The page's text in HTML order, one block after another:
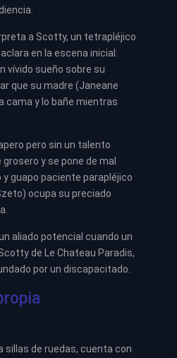
a Scotty, un tetrapléjico
en la escena inicial:
vívido sueño sobre su
que su madre (Janeane
cama y lo bañe mientras
pero sin un talento
y se pone de mal
y guapo paciente parapléjico
ocupa su preciado
aliado potencial cuando un
de Le Chateau Paradis,
por un discapacitado.
sillas de ruedas, cuenta con